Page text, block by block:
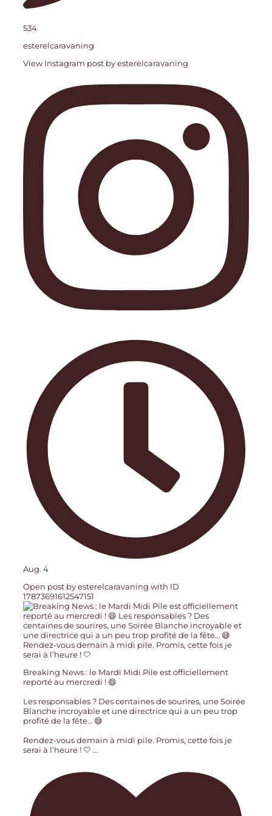
534
esterelcaravaning
View Instagram post by esterelcaravaning
Aug. 4
Open post by esterelcaravaning with ID
17873691612547151
Breaking News : le Mardi Midi Pile est officiellement
reporté au mercredi ! 😄
Les responsables ? Des centaines de sourires, une Soirée
Blanche incroyable et une directrice qui a un peu trop
profité de la fête… 😅
Rendez-vous demain à midi pile. Promis, cette fois je
serai à l’heure ! 🤍 …